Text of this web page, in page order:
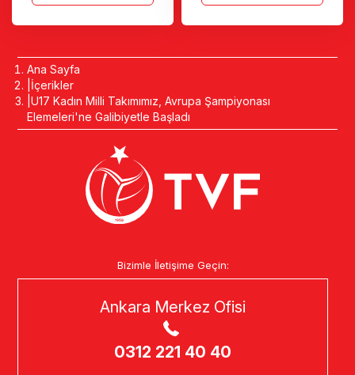
Ana Sayfa
İçerikler
U17 Kadın Milli Takımımız, Avrupa Şampiyonası
Elemeleri'ne Galibiyetle Başladı
Bizimle İletişime Geçin:
Ankara Merkez Ofisi
0312 221 40 40